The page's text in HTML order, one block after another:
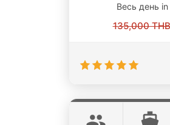
Весь день
135,000 THB
LAGOON 42FT